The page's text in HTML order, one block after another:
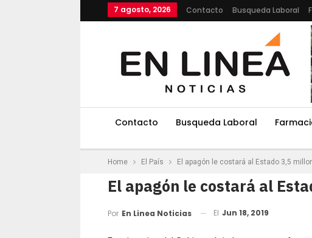
7 agosto, 2026 Contacto Busqueda Laboral
Contacto Busqueda Laboral
Home El País El apagón le costará al Estado 3,5
El apagón le costará al
Por En Linea Noticias El Jun 18, 2019